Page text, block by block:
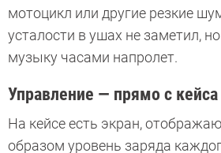
мотоцикл или другие резкие
усталости в ушах не заметил,
музыку часами напролет.
Управление — прямо с кейса
На кейсе есть экран,
образом уровень заряда